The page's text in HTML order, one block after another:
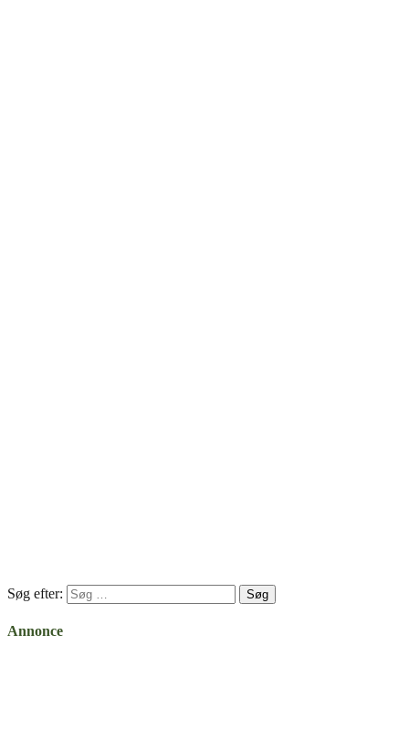
Søg efter:
Annonce